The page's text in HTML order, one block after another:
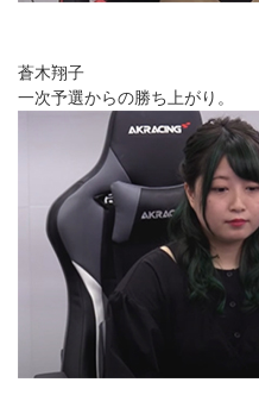
蒼木翔子
一次予選からの勝ち上がり。